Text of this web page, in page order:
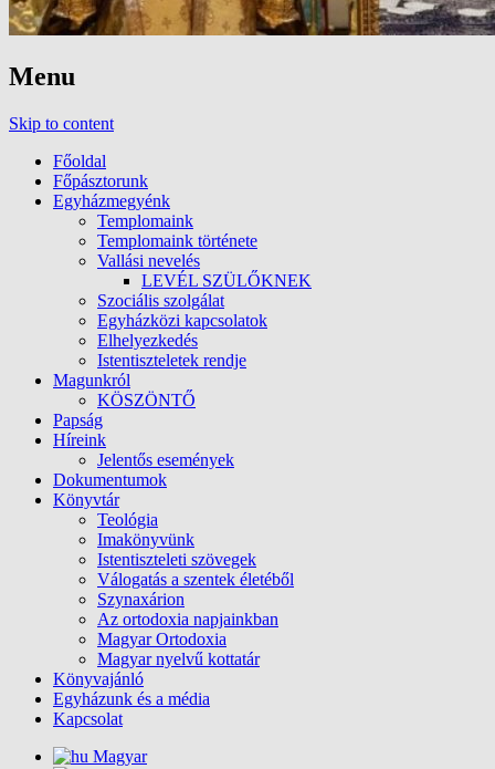
Menu
Skip to content
Főoldal
Főpásztorunk
Egyházmegyénk
Templomaink
Templomaink története
Vallási nevelés
LEVÉL SZÜLŐKNEK
Szociális szolgálat
Egyházközi kapcsolatok
Elhelyezkedés
Istentiszteletek rendje
Magunkról
KÖSZÖNTŐ
Papság
Híreink
Jelentős események
Dokumentumok
Könyvtár
Teológia
Imakönyvünk
Istentiszteleti szövegek
Válogatás a szentek életéből
Szynaxárion
Az ortodoxia napjainkban
Magyar Ortodoxia
Magyar nyelvű kottatár
Könyvajánló
Egyházunk és a média
Kapcsolat
Magyar